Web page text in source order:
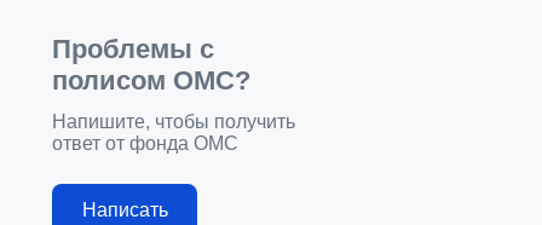
Проблемы с
полисом ОМС?
Напишите, чтобы получить
ответ от фонда ОМС
Написать